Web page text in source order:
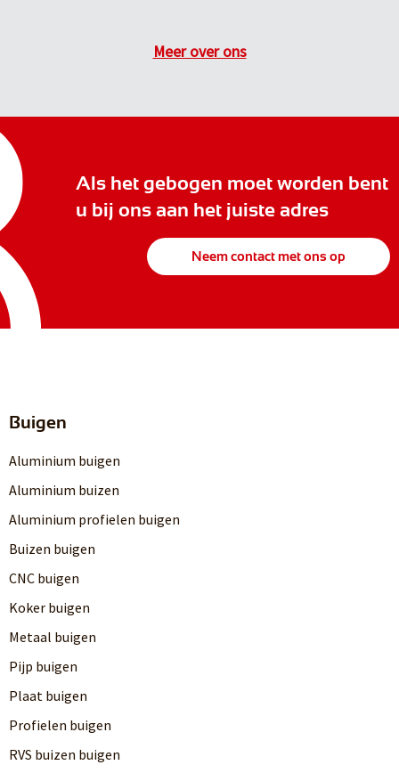
Meer over ons
Als het gebogen moet worden bent
u bij ons aan het juiste adres
Neem contact met ons op
Buigen
Aluminium buigen
Aluminium buizen
Aluminium profielen buigen
Buizen buigen
CNC buigen
Koker buigen
Metaal buigen
Pijp buigen
Plaat buigen
Profielen buigen
RVS buizen buigen